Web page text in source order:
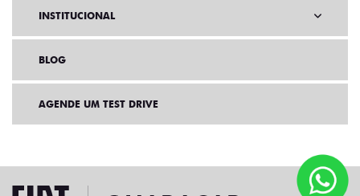
INSTITUCIONAL
BLOG
AGENDE UM TEST DRIVE